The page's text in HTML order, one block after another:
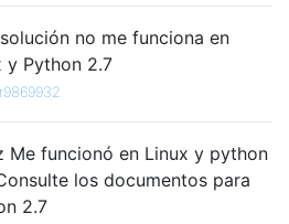
no me funciona en
y Python 2.7
Me funcionó en Linux y python
los documentos para
2.7